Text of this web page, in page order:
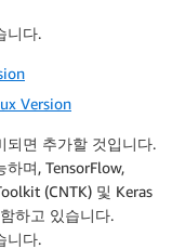
니다.
Version
되면 추가할 것입니다.
며, TensorFlow,
(CNTK) 및 Keras
하고 있습니다.
니다.